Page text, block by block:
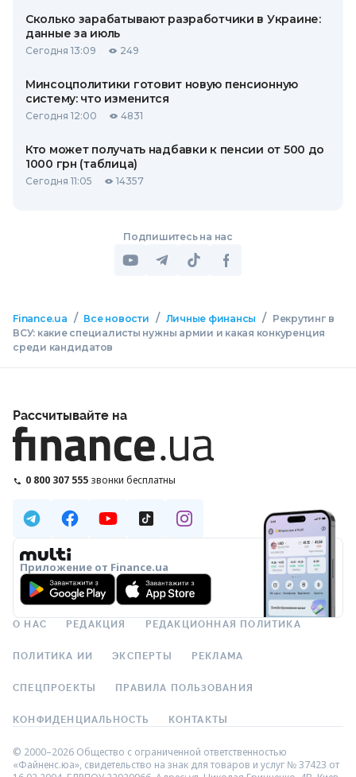
Сколько зарабатывают разработчики в Украине:
данные за июль
Сегодня 13:09 249
Минсоцполитики готовит новую пенсионную
систему: что изменится
Сегодня 12:00 4831
Кто может получать надбавки к пенсии от 500 до
1000 грн (таблица)
Сегодня 11:05 14357
Подпишитесь на нас
Finance.ua / Все новости / Личные финансы /
Рекрутинг в
ВСУ: какие специалисты нужны армии и какая конкуренция
среди кандидатов
Рассчитывайте на
0 800 307 555 звонки бесплатны
Приложение от Finance.ua
О НАС РЕДАКЦИЯ РЕДАКЦИОННАЯ ПОЛИТИКА
ПОЛИТИКА ИИ ЭКСПЕРТЫ РЕКЛАМА
СПЕЦПРОЕКТЫ ПРАВИЛА ПОЛЬЗОВАНИЯ
КОНФИДЕНЦИАЛЬНОСТЬ КОНТАКТЫ
© 2000–2026 Общество с ограниченной ответственностью
«Файненс.юа», свидетельство на знак для товаров и услуг № 37423 от